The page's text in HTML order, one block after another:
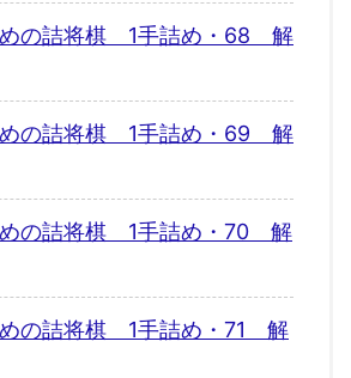
めの詰将棋 1手詰め・68 解
めの詰将棋 1手詰め・69 解
めの詰将棋 1手詰め・70 解
の詰将棋 1手詰め・71 解